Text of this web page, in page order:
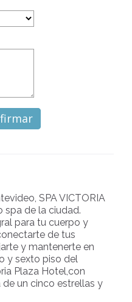
SPA VICTORIA
spa de la ciudad.
para tu cuerpo y
de tus
y mantenerte en
y sexto piso del
Plaza Hotel,con
un cinco estrellas y